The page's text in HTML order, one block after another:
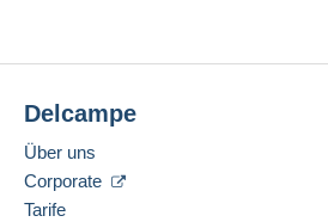
Delcampe
Über uns
Corporate
Tarife